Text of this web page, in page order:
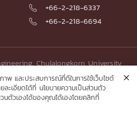
 +66-2-218-6337
 +66-2-218-6694
Chulalongkorn University
พ และประสบการณ์ที่ดีในการใช้เว็บไซต์
ะเอียดได้ที่ นโยบายความเป็นส่วนตัว
นตัวเองได้ของคุณได้เองโดยคลิกที่